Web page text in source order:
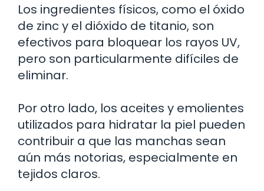
Los ingredientes físicos, como el óxido
de zinc y el dióxido de titanio, son
efectivos para bloquear los rayos UV,
pero son particularmente difíciles de
eliminar.
Por otro lado, los aceites y emolientes
utilizados para hidratar la piel pueden
contribuir a que las manchas sean
aún más notorias, especialmente en
tejidos claros.